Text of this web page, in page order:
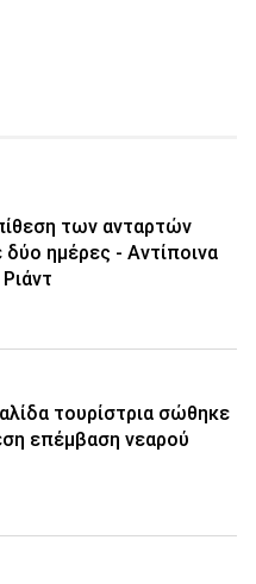
των ανταρτών
ημέρες - Αντίποινα
τουρίστρια σώθηκε
επέμβαση νεαρού